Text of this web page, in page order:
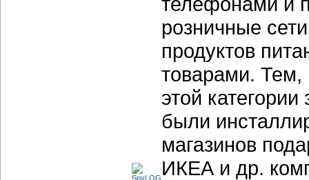
розничные
продуктов
товарами. Тем,
этой
были
магазинов
ИКЕА и др.